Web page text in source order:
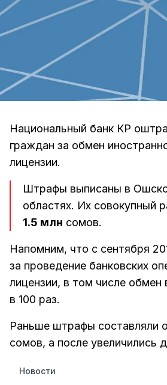
Национальный банк КР
граждан за обмен
лицензии.
Штрафы выписаны в
областях. Их совокупный
1.5 млн сомов.
Напомним, что с сентября
за проведение банковских
лицензии, в том числе
в 100 раз.
Раньше штрафы составляли
сомов, а после увеличились
Новости